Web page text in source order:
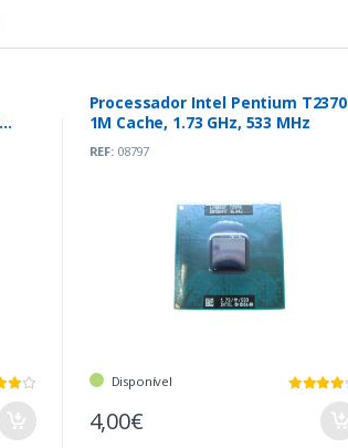
Processador Intel Pentium T2370
1M Cache, 1.73 GHz, 533 MHz
REF:08797
Disponível
4,00€